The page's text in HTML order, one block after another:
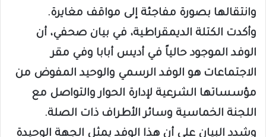
وانتقالها بصورة مفاجئة إلى مواقف مغايرة.
وأكدت الكتلة الديمقراطية، في بيان صحفي، أن
الوفد الموجود حالياً في أديس أبابا وفي مقر
الاجتماعات هو الوفد الرسمي والوحيد المفوض من
مؤسساتها الشرعية لإدارة الحوار والتواصل مع
اللجنة الخماسية وسائر الأطراف ذات الصلة.
وشدد البيان على أن هذا الوفد يمثل الجهة الوحيدة